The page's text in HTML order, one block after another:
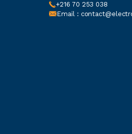
+216 70 253 038
Email :